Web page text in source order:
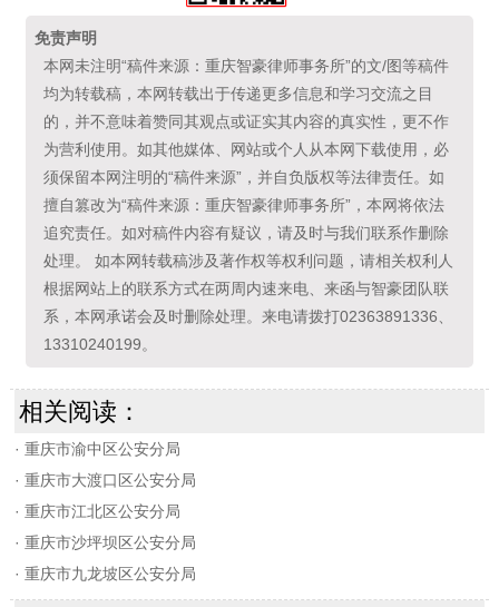
免责声明
本网未注明“稿件来源：重庆智豪律师事务所”的文/图等稿件
均为转载稿，本网转载出于传递更多信息和学习交流之目
的，并不意味着赞同其观点或证实其内容的真实性，更不作
为营利使用。如其他媒体、网站或个人从本网下载使用，必
须保留本网注明的“稿件来源”，并自负版权等法律责任。如
擅自篡改为“稿件来源：重庆智豪律师事务所”，本网将依法
追究责任。如对稿件内容有疑议，请及时与我们联系作删除
处理。 如本网转载稿涉及著作权等权利问题，请相关权利人
根据网站上的联系方式在两周内速来电、来函与智豪团队联
系，本网承诺会及时删除处理。来电请拨打02363891336、
13310240199。
相关阅读：
· 重庆市渝中区公安分局
· 重庆市大渡口区公安分局
· 重庆市江北区公安分局
· 重庆市沙坪坝区公安分局
· 重庆市九龙坡区公安分局